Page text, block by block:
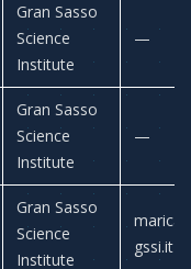
Gran Sasso
Science
Institute
—
Gran Sasso
Science
Institute
—
Gran Sasso
Science
Institute
gssi.it